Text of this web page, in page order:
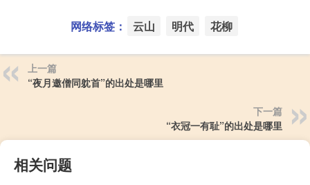
网络标签： 云山 明代 花柳
上一篇
“夜月邀僧同躭首”的出处是哪里
下一篇
“衣冠一有耻”的出处是哪里
相关问题